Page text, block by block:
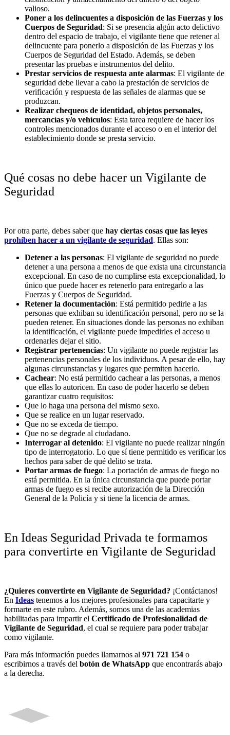
valioso.
Poner a los delincuentes a disposición de las Fuerzas y los
Cuerpos de Seguridad: Si se presencia algún acto delictivo
dentro del espacio de trabajo, el vigilante tiene que retener al
delincuente para ponerlo a disposición de las Fuerzas y los
Cuerpos de Seguridad del Estado. Además, se deben
presentar las pruebas e instrumentos del delito.
Prestar servicios de respuesta ante alarmas: El vigilante de
seguridad debe llevar a cabo la prestación de servicios de
verificación y respuesta de las señales de alarmas que se
produzcan.
Realizar chequeos de identidad, objetos personales,
mercancías y/o vehículos: Esta tarea requiere de hacer los
controles mencionados durante el acceso o en el interior del
establecimiento donde se presta servicio.
Qué cosas no debe hacer un Vigilante de
Seguridad
Por otra parte, debes saber que hay ciertas cosas que las leyes
prohíben hacer a un vigilante de seguridad. Ellas son:
Detener a las personas: El vigilante de seguridad no puede
detener a una persona a menos de que exista una circunstancia
excepcional. En caso de no cumplirse esta excepcionalidad, lo
único que puede hacer es retenerlo para entregarlo a las
Fuerzas y Cuerpos de Seguridad.
Retener la documentación: Está permitido pedirle a las
personas que exhiban su identificación personal, pero no se la
pueden retener. En situaciones donde las personas no exhiban
la identificación, el vigilante puede impedirles el acceso u
ordenarles dejar el sitio.
Registrar pertenencias: Un vigilante no puede registrar las
pertenencias personales de los individuos. A pesar de ello, hay
algunas circunstancias y lugares que permiten hacerlo.
Cachear: No está permitido cachear a las personas, a menos
que ellas lo autoricen. En caso de poder hacerlo se deben
garantizar cuatro requisitos:
Que lo haga una persona del mismo sexo.
Que se realice en un lugar reservado.
Que no se exceda de tiempo.
Que no se degrade al ciudadano.
Interrogar al detenido: El vigilante no puede realizar ningún
tipo de interrogatorio. Lo que sí tiene permitido es verificar los
hechos para saber de qué delito se trata.
Portar armas de fuego: La portación de armas de fuego no
está permitida. En la única circunstancia que puede portar
armas de fuego es si recibe autorización de la Dirección
General de la Policía y si tiene la licencia de armas.
En Ideas Seguridad Privada te formamos
para convertirte en Vigilante de Seguridad
¿Quieres convertirte en Vigilante de Seguridad? ¡Contáctanos!
En Ideas tenemos a los mejores profesionales para capacitarte y
formarte en este rubro. Además, somos una de las academias
habilitadas para impartir el Certificado de Profesionalidad de
Vigilante de Seguridad, el cual se requiere para poder trabajar
como vigilante.
Para más información puedes llamarnos al 971 721 154 o
escribirnos a través del botón de WhatsApp que encontrarás abajo
a la derecha.